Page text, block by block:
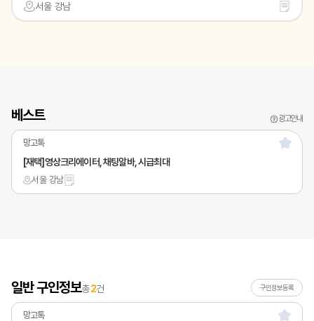
서울 강남
베스트 광고안내
망고톡
[재택]영상크리에이터, 채팅알바, 시급최대
서울 강남
일반 구인정보총2건 구인정보등록
망고톡